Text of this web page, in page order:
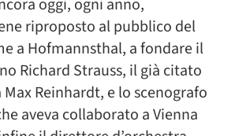
oggi, ogni anno,
riproposto al pubblico del
a Hofmannsthal, a fondare il
Richard Strauss, il già citato
Reinhardt, e lo scenografo
aveva collaborato a Vienna